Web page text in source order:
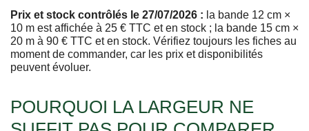
Prix et stock contrôlés le 27/07/2026 : la bande 12 cm ×
10 m est affichée à 25 € TTC et en stock ; la bande 15 cm ×
20 m à 90 € TTC et en stock. Vérifiez toujours les fiches au
moment de commander, car les prix et disponibilités
peuvent évoluer.
POURQUOI LA LARGEUR NE